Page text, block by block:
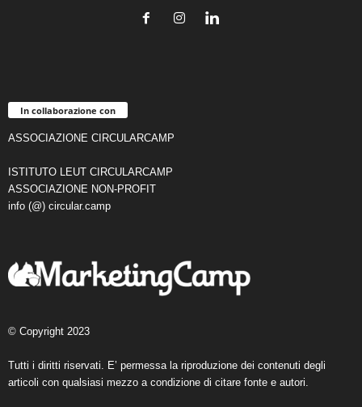
In collaborazione con
ASSOCIAZIONE CIRCULARCAMP
ISTITUTO LEUT CIRCULARCAMP
ASSOCIAZIONE NON-PROFIT
info (@) circular.camp
© Copyright 2023
Tutti i diritti riservati. E’ permessa la riproduzione dei contenuti degli
articoli con qualsiasi mezzo a condizione di citare fonte e autori.